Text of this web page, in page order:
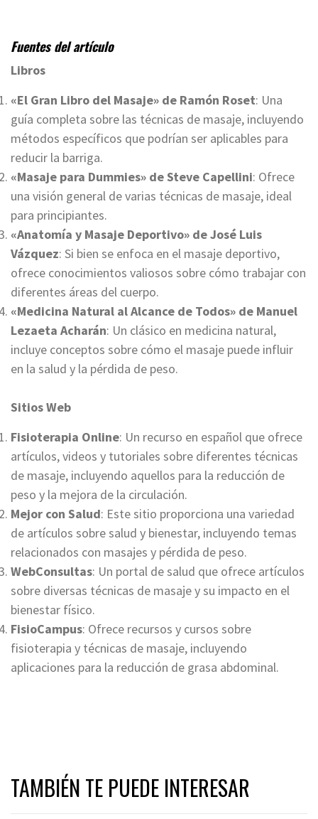
Fuentes del artículo
Libros
«El Gran Libro del Masaje» de Ramón Roset: Una
guía completa sobre las técnicas de masaje, incluyendo
métodos específicos que podrían ser aplicables para
reducir la barriga.
«Masaje para Dummies» de Steve Capellini: Ofrece
una visión general de varias técnicas de masaje, ideal
para principiantes.
«Anatomía y Masaje Deportivo» de José Luis
Vázquez: Si bien se enfoca en el masaje deportivo,
ofrece conocimientos valiosos sobre cómo trabajar con
diferentes áreas del cuerpo.
«Medicina Natural al Alcance de Todos» de Manuel
Lezaeta Acharán: Un clásico en medicina natural,
incluye conceptos sobre cómo el masaje puede influir
en la salud y la pérdida de peso.
Sitios Web
Fisioterapia Online: Un recurso en español que ofrece
artículos, videos y tutoriales sobre diferentes técnicas
de masaje, incluyendo aquellos para la reducción de
peso y la mejora de la circulación.
Mejor con Salud: Este sitio proporciona una variedad
de artículos sobre salud y bienestar, incluyendo temas
relacionados con masajes y pérdida de peso.
WebConsultas: Un portal de salud que ofrece artículos
sobre diversas técnicas de masaje y su impacto en el
bienestar físico.
FisioCampus: Ofrece recursos y cursos sobre
fisioterapia y técnicas de masaje, incluyendo
aplicaciones para la reducción de grasa abdominal.
TAMBIÉN TE PUEDE INTERESAR